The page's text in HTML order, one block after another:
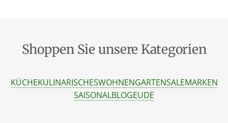
Shoppen Sie unsere Kategorien
KÜCHEKULINARISCHESWOHNENGARTENSALEMARKEN
SAISONALBLOGEUDE